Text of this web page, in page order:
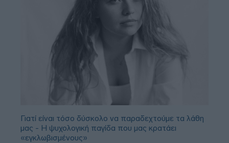
Γιατί είναι τόσο δύσκολο να παραδεχτούμε τα λάθη
μας - Η ψυχολογική παγίδα που μας κρατάει
«εγκλωβισμένους»